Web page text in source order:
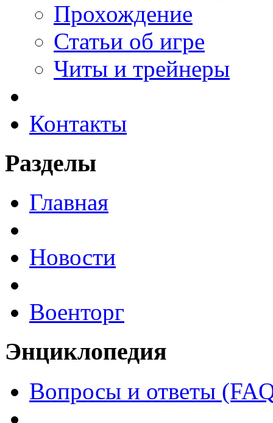
Прохождение
Статьи об игре
Читы и трейнеры
Контакты
Разделы
Главная
Новости
Военторг
Энциклопедия
Вопросы и ответы